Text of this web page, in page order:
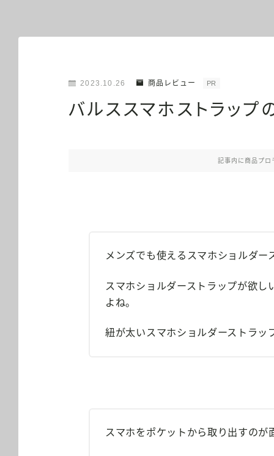
2023.10.26 商品レビュー PR
バルススマホストラッ
記事内に商品プロ
メンズでも使えるスマホショルダー
スマホショルダーストラップが欲
よね。
紐が太いスマホショルダーストラッ
スマホをポケットから取り出すのが